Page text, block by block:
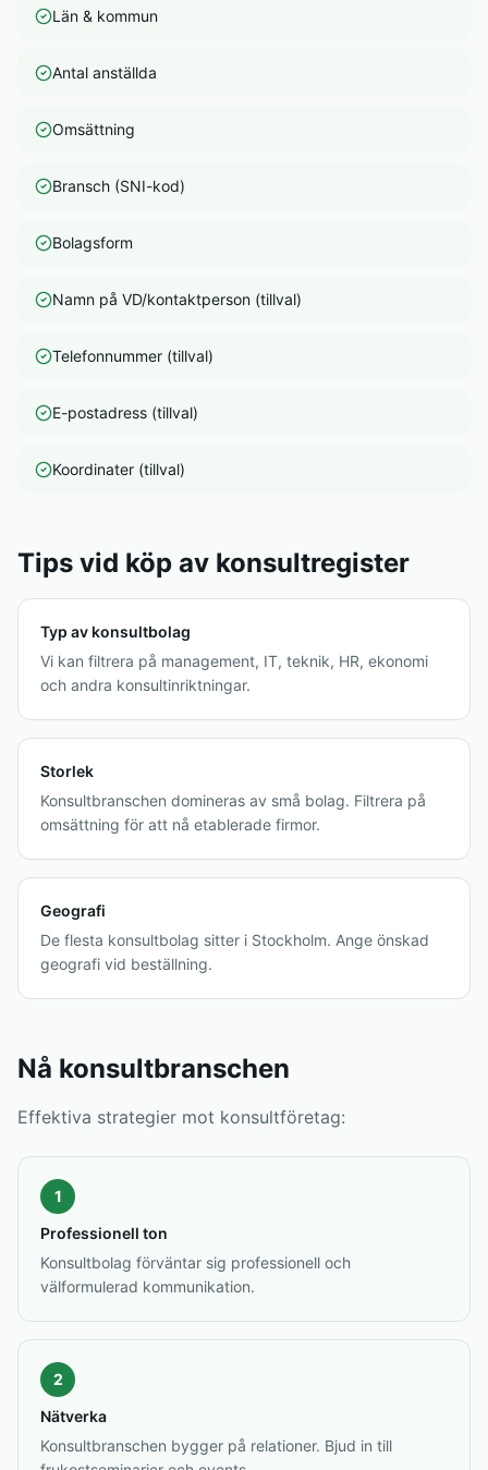
Län & kommun
Antal anställda
Omsättning
Bransch (SNI-kod)
Bolagsform
Namn på VD/kontaktperson (tillval)
Telefonnummer (tillval)
E-postadress (tillval)
Koordinater (tillval)
Tips vid köp av konsultregister
Typ av konsultbolag
Vi kan filtrera på management, IT, teknik, HR, ekonomi
och andra konsultinriktningar.
Storlek
Konsultbranschen domineras av små bolag. Filtrera på
omsättning för att nå etablerade firmor.
Geografi
De flesta konsultbolag sitter i Stockholm. Ange önskad
geografi vid beställning.
Nå konsultbranschen
Effektiva strategier mot konsultföretag:
1
Professionell ton
Konsultbolag förväntar sig professionell och
välformulerad kommunikation.
2
Nätverka
Konsultbranschen bygger på relationer. Bjud in till